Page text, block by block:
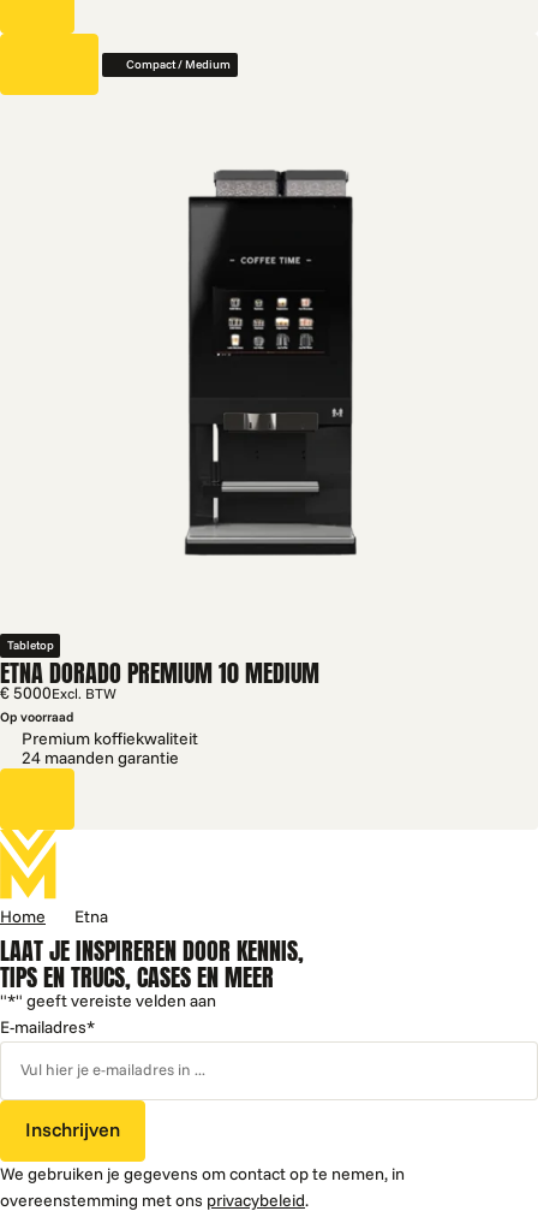
Compact / Medium
Tabletop
ETNA DORADO PREMIUM 10 MEDIUM
€ 5000Excl. BTW
Op voorraad
Premium koffiekwaliteit
24 maanden garantie
Home Etna
LAAT JE INSPIREREN DOOR KENNIS,
TIPS EN TRUCS, CASES EN MEER
"*" geeft vereiste velden aan
E-mailadres*
Inschrijven
We gebruiken je gegevens om contact op te nemen, in
overeenstemming met ons privacybeleid.